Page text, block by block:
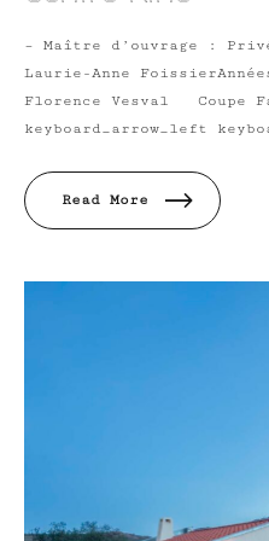
– Maître d’ouvrage :
Laurie-Anne
Florence Vesval Coupe
keyboard_arrow_left
Read More